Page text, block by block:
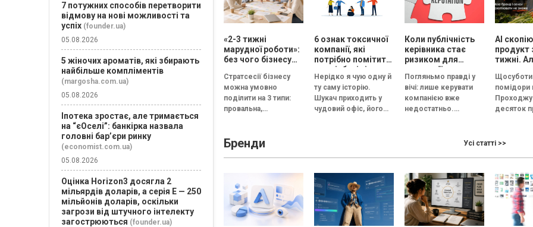
«2-3 тижні
марудної роботи»:
без чого бізнесу
проводити
стратегічну сесію
Стратсесії бізнесу
можна умовно
поділити на 3 типи:
провальна,
Провальна — це
«рефлексія під
результату....
6 ознак токсичної
компанії, які
потрібно помітити
на співбесіді
Нерідко я чую одну й
ту саму історію.
Шукач приходить у
чудовий офіс, його
Коли публічність
керівника стає
ризиком для
репутації
Погляньмо правді у
вічі: лише керувати
компанією вже
недостатньо.
бізнесу. За даними
AI
продукт
тижні.
сенси
не
Щосуботи
помідори
Проходжу
десяток
два-три
Бренди Усі статті >>
7 потужних способів перетворити
відмову на нові можливості та
успіх (founder.ua)
05.08.2026
5 жіночих ароматів, які збирають
найбільше компліментів
(margosha.com.ua)
05.08.2026
Іпотека зростає, але тримається
на “єОселі”: банкірка назвала
головні бар’єри ринку
(economist.com.ua)
05.08.2026
Оцінка Horizon3 досягла 2
мільярдів доларів, а серія E — 250
мільйонів доларів, оскільки
загрози від штучного інтелекту
загострюються (founder.ua)